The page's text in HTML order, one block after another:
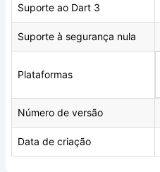
Suporte ao Dart 3
Suporte à segurança nula
Plataformas
Número de versão
Data de criação